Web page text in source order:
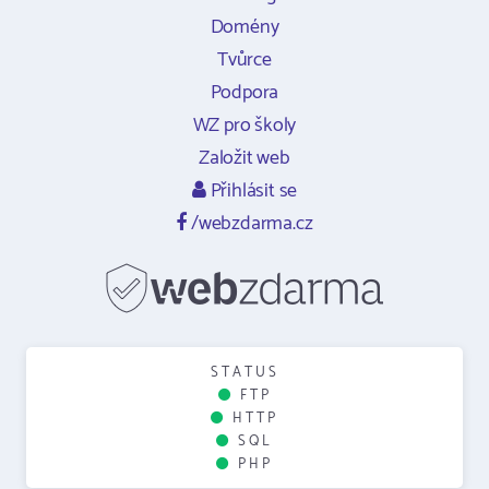
Domény
Tvůrce
Podpora
WZ pro školy
Založit web
Přihlásit se
/webzdarma.cz
STATUS
FTP
HTTP
SQL
PHP